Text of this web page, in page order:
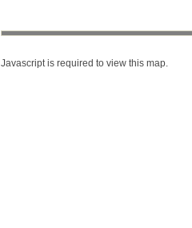
Javascript is required to view this map.